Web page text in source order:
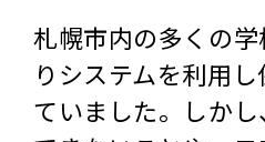
札幌市内の多くの
りシステムを利用
ていました。しか